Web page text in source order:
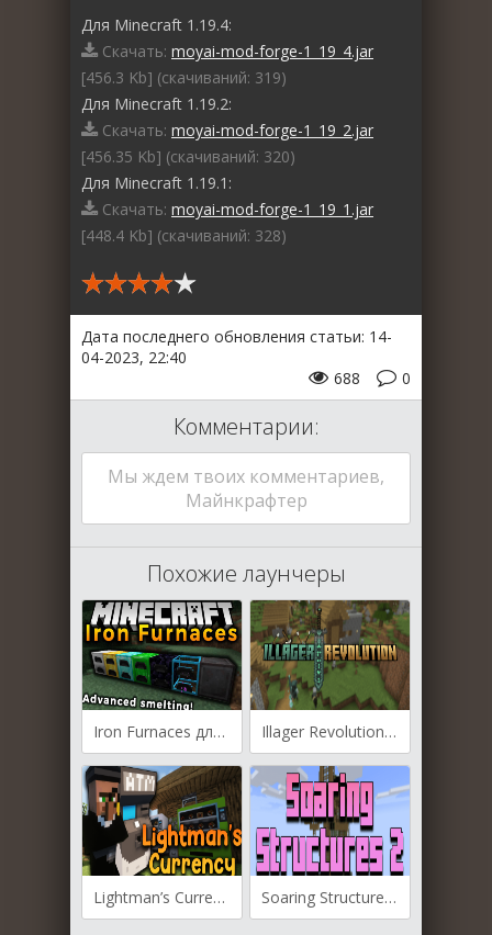
Для Minecraft 1.19.4:
Скачать: moyai-mod-forge-1_19_4.jar
[456.3 Kb] (cкачиваний: 319)
Для Minecraft 1.19.2:
Скачать: moyai-mod-forge-1_19_2.jar
[456.35 Kb] (cкачиваний: 320)
Для Minecraft 1.19.1:
Скачать: moyai-mod-forge-1_19_1.jar
[448.4 Kb] (cкачиваний: 328)
Дата последнего обновления статьи: 14-
04-2023, 22:40
0
688
Комментарии:
Мы ждем твоих комментариев,
Майнкрафтер
Похожие лаунчеры
Iron Furnaces для Майнкрафт [1.19.4, 1.19.3, 1.19.2] Illager Revolution для Майнкрафт 1.18.2
Lightman’s Currency для Майнкрафт [1.19.4, 1.19.3, 1.19.2] Soaring Structures 2 для Майнкрафт [1.18.2, 1.18.1, 1.17.1]